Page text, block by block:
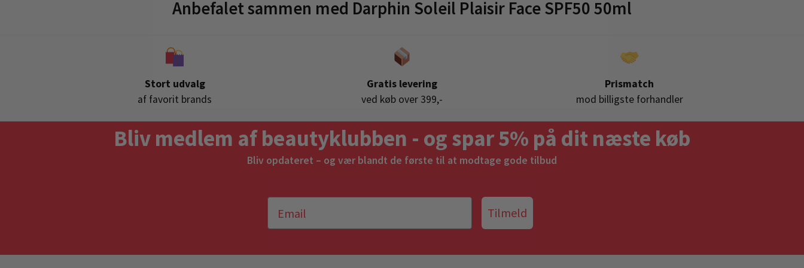
Anbefalet sammen med Darphin Soleil Plaisir Face SPF50 50ml
Stort udvalg
af favorit brands
Gratis levering
ved køb over 399,-
Prismatch
mod billigste forhandler
Bliv medlem af beautyklubben - og spar 5% på dit næste køb
Bliv opdateret – og vær blandt de første til at modtage gode tilbud
Tilmeld